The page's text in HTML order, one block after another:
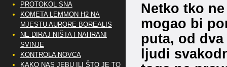
Netko tko
mogao bi
puta, od
ljudi
PROTOKOL SNA
KOMETA LEMMON H2 NA
MJESTU AURORE BOREALIS
NE DIRAJ NIŠTA I NAHRANI
SVINJE
KONTROLA NOVCA
KAKO NAS JEBU ILI ŠTO JE TO